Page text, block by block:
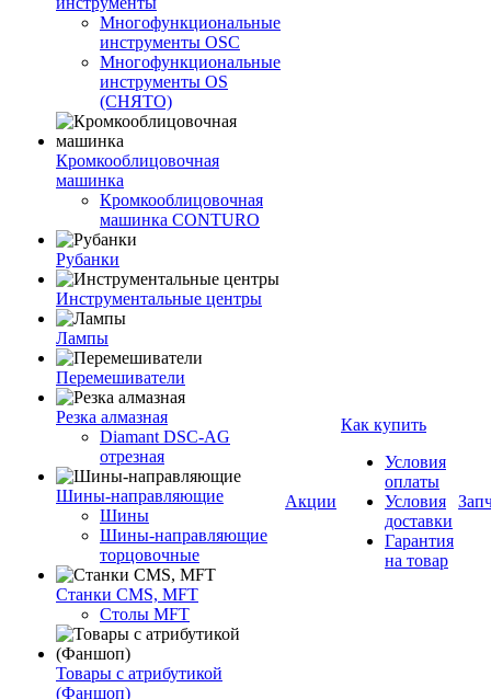
Многофункциональные
инструменты OSC
Многофункциональные
инструменты OS
(СНЯТО)
Кромкооблицовочная
машинка
Кромкооблицовочная
машинка CONTURO
Рубанки
Инструментальные центры
Лампы
Перемешиватели
Резка алмазная
Diamant DSC-AG
отрезная
Шины-направляющие
Шины
Шины-направляющие
торцовочные
Станки CMS, MFT
Столы MFT
Товары с атрибутикой
(Фаншоп)
Акции
Как купить
Условия
оплаты
Условия
доставки
Гарантия
на товар